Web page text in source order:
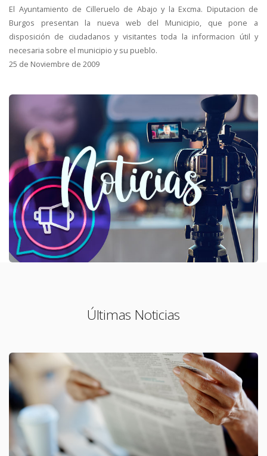
El Ayuntamiento de Cilleruelo de Abajo y la Excma. Diputacion de
Burgos presentan la nueva web del Municipio, que pone a
disposición de ciudadanos y visitantes toda la informacion útil y
necesaria sobre el municipio y su pueblo.
25 de Noviembre de 2009
Últimas Noticias